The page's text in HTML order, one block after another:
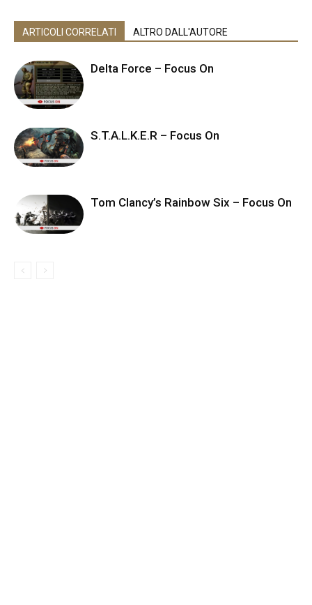
ARTICOLI CORRELATI ALTRO DALL'AUTORE
Delta Force – Focus On
S.T.A.L.K.E.R – Focus On
Tom Clancy’s Rainbow Six – Focus On